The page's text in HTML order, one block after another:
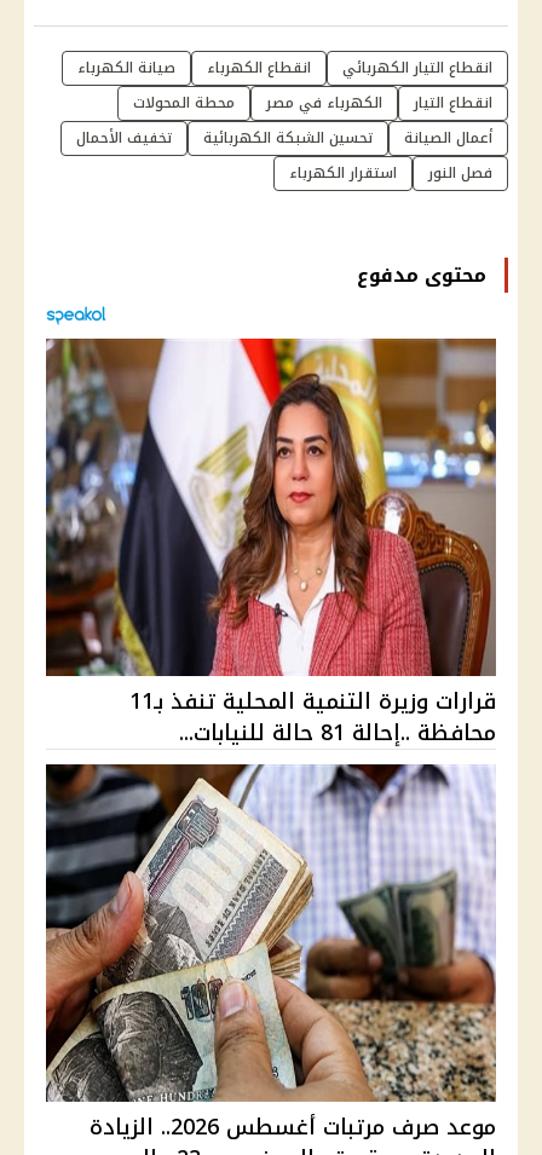
انقطاع التيار الكهربائي انقطاع الكهرباء
صيانة الكهرباء
انقطاع التيار
الكهرباء في مصر
محطة المحولات
أعمال الصيانة
تحسين الشبكة الكهربائية
تخفيف الأحمال
فصل النور
استقرار الكهرباء
محتوى مدفوع
قرارات وزيرة التنمية المحلية تنفذ بـ11
محافظة ..إحالة 81 حالة للنيابات...
موعد صرف مرتبات أغسطس 2026.. الزيادة